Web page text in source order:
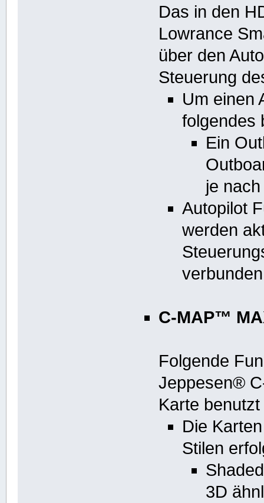
Das in den
Lowrance
über den
Steuerung
Um einen
Ein
je
Autopilot
werden
C-MAP™
Folgende
Jeppesen®
Karte
Die
Stilen
3D